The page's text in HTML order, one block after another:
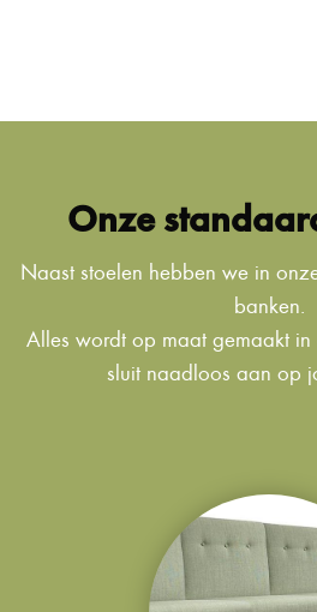
Onze
Naast stoelen hebben we in
banken.
Alles wordt op maat gemaakt
sluit naadloos aan op